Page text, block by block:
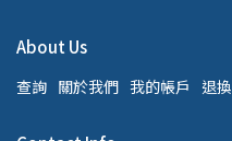
About Us
查詢 關於我們 我的帳戶 退